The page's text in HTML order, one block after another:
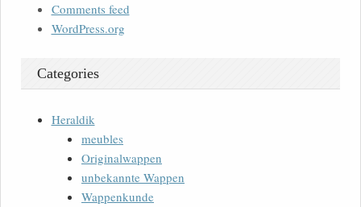
Comments feed
WordPress.org
Categories
Heraldik
meubles
Originalwappen
unbekannte Wappen
Wappenkunde